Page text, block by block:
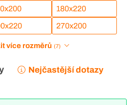
180x220
270x200
více rozměrů (7)
Nejčastější dotazy